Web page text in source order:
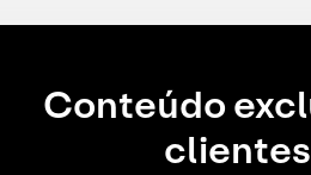
Conteúdo